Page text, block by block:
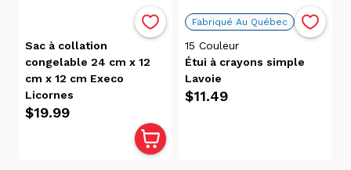
Sacs À
Sacs À
Lunch
Sac à collation
congelable 24 cm x 12
cm x 12 cm Execo
Licornes
$19.99
Fabriqué Au Québec
15 Couleur
Étui à crayons simple
Lavoie
$11.49